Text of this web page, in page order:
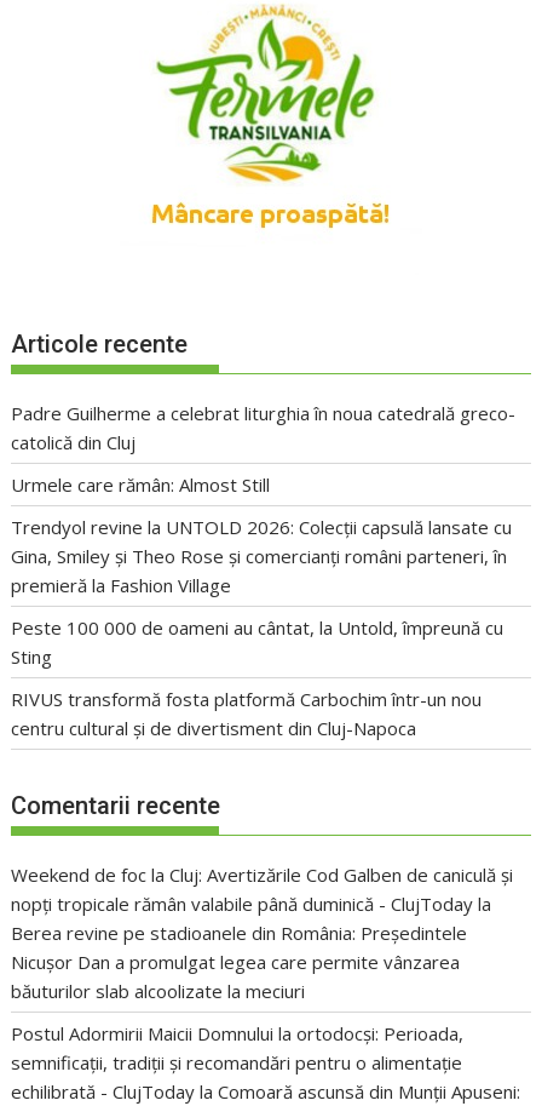
Articole recente
Padre Guilherme a celebrat liturghia în noua catedrală greco-
catolică din Cluj
Urmele care rămân: Almost Still
Trendyol revine la UNTOLD 2026: Colecții capsulă lansate cu
Gina, Smiley și Theo Rose și comercianți români parteneri, în
premieră la Fashion Village
Peste 100 000 de oameni au cântat, la Untold, împreună cu
Sting
RIVUS transformă fosta platformă Carbochim într-un nou
centru cultural și de divertisment din Cluj-Napoca
Comentarii recente
Weekend de foc la Cluj: Avertizările Cod Galben de caniculă și
nopți tropicale rămân valabile până duminică - ClujToday la
Berea revine pe stadioanele din România: Președintele
Nicușor Dan a promulgat legea care permite vânzarea
băuturilor slab alcoolizate la meciuri
Postul Adormirii Maicii Domnului la ortodocși: Perioada,
semnificații, tradiții și recomandări pentru o alimentație
echilibrată - ClujToday laComoară ascunsă din Munții Apuseni: